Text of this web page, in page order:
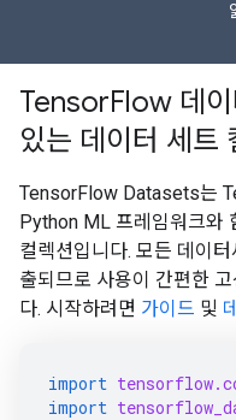
TensorFlow 데이
있는 데이터 세트
TensorFlow Datasets는
Python ML 프레임워크와
컬렉션입니다. 모든 데이터
출되므로 사용이 간편한
다. 시작하려면 가이드 및
import
import